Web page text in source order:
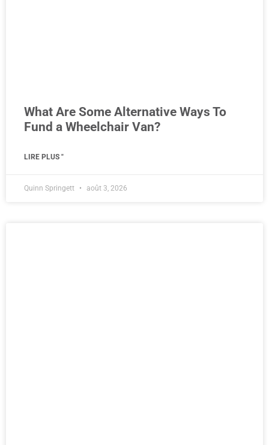
What Are Some Alternative Ways To
Fund a Wheelchair Van?
LIRE PLUS "
Quinn Springett août 3, 2026